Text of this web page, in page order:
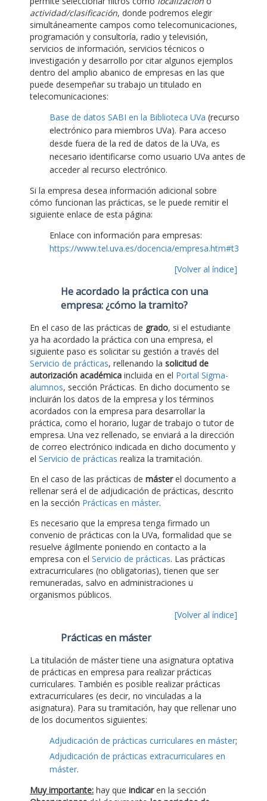
actividad/clasificación, donde podremos elegir
simultáneamente campos como telecomunicaciones,
programación y consultoría, radio y televisión,
servicios de información, servicios técnicos o
investigación y desarrollo por citar algunos ejemplos
dentro del amplio abanico de empresas en las que
puede desempeñar su trabajo un titulado en
telecomunicaciones:
Base de datos SABI en la Biblioteca UVa (recurso
electrónico para miembros UVa). Para acceso
desde fuera de la red de datos de la UVa, es
necesario identificarse como usuario UVa antes de
acceder al recurso electrónico.
Si la empresa desea información adicional sobre
cómo funcionan las prácticas, se le puede remitir el
siguiente enlace de esta página:
Enlace con información para empresas:
https://www.tel.uva.es/docencia/empresa.htm#t3
[Volver al índice]
He acordado la práctica con una
empresa: ¿cómo la tramito?
En el caso de las prácticas de grado, si el estudiante
ya ha acordado la práctica con una empresa, el
siguiente paso es solicitar su gestión a través del
Servicio de prácticas, rellenando la solicitud de
autorización académica incluida en el Portal Sigma-
alumnos, sección Prácticas. En dicho documento se
incluirán los datos de la empresa y los términos
acordados con la empresa para desarrollar la
práctica, como el horario, lugar de trabajo o tutor de
empresa. Una vez rellenado, se enviará a la dirección
de correo electrónico indicada en dicho documento y
el Servicio de prácticas realiza la tramitación.
En el caso de las prácticas de másterel documento a
rellenar será el de adjudicación de prácticas, descrito
en la sección Prácticas en máster.
Es necesario que la empresa tenga firmado un
convenio de prácticas con la UVa, formalidad que se
resuelve ágilmente poniendo en contacto a la
empresa con el Servicio de prácticas. Las prácticas
extracurriculares (no obligatorias), tienen que ser
remuneradas, salvo en administraciones u
organismos públicos.
[Volver al índice]
Prácticas en máster
La titulación de máster tiene una asignatura optativa
de prácticas en empresa para realizar prácticas
curriculares. También es posible realizar prácticas
extracurriculares (es decir, no vinculadas a la
asignatura). Para su tramitación, hay que rellenar uno
de los documentos siguientes:
Adjudicación de prácticas curriculares en máster;
Adjudicación de prácticas extracurriculares en
máster.
Muy importante: hay que indicaren la sección